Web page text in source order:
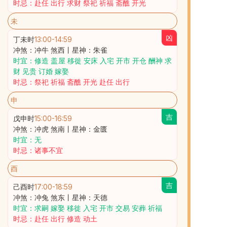
时忌：赴任 出行 求财 祭祀 祈福 斋醮 开光
未
丁未时13:00-14:59
冲煞：冲牛 煞西丨星神：朱雀
时宜：修造 盖屋 移徙 安床 入宅 开市 开仓 酬神 求
财 见贵 订婚 嫁娶
时忌：祭祀 祈福 斋醮 开光 赴任 出行
凶
申
戊申时15:00-16:59
冲煞：冲虎 煞南丨星神：金匮
时宜：无
时忌：诸事不宜
吉
酉
己酉时17:00-18:59
冲煞：冲兔 煞东丨星神：天德
时宜：求嗣 嫁娶 移徙 入宅 开市 交易 安葬 祈福
时忌：赴任 出行 修造 动土
吉